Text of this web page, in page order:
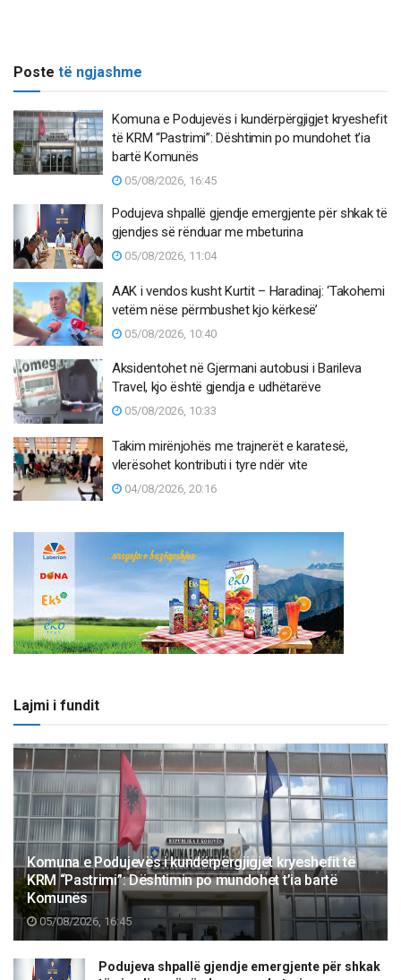
Poste të ngjashme
Komuna e Podujevës i kundërpërgjigjet kryeshefit
të KRM “Pastrimi”: Dështimin po mundohet t’ia
bartë Komunës
05/08/2026, 16:45
Podujeva shpallë gjendje emergjente për shkak të
gjendjes së rënduar me mbeturina
05/08/2026, 11:04
AAK i vendos kusht Kurtit – Haradinaj: ‘Takohemi
vetëm nëse përmbushet kjo kërkesë’
05/08/2026, 10:40
Aksidentohet në Gjermani autobusi i Barileva
Travel, kjo është gjendja e udhëtarëve
05/08/2026, 10:33
Takim mirënjohës me trajnerët e karatesë,
vlerësohet kontributi i tyre ndër vite
04/08/2026, 20:16
Lajmi i fundit
Komuna e Podujevës i kundërpërgjigjet kryeshefit të
KRM “Pastrimi”: Dështimin po mundohet t’ia bartë
Komunës
05/08/2026, 16:45
Podujeva shpallë gjendje emergjente për shkak